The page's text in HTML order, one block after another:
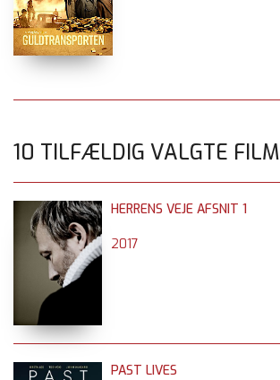
10 TILFÆLDIG VALGTE FILM
HERRENS VEJE AFSNIT 1
2017
PAST LIVES